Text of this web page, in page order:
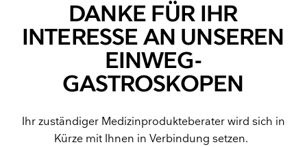
DANKE FÜR IHR
INTERESSE AN UNSEREN
EINWEG-
GASTROSKOPEN
Ihr zuständiger Medizinprodukteberater wird sich in
Kürze mit Ihnen in Verbindung setzen.